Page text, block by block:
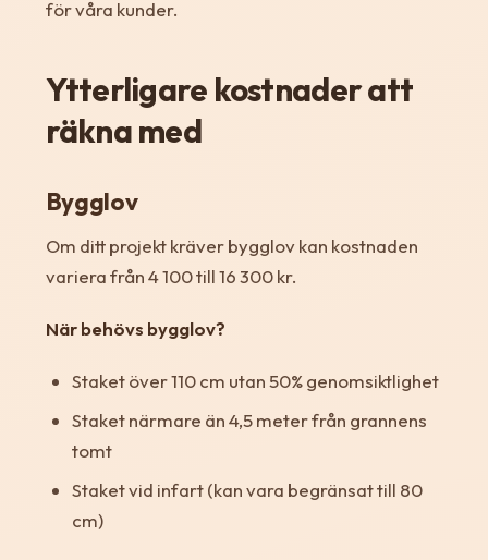
för våra kunder.
Ytterligare kostnader att
räkna med
Bygglov
Om ditt projekt kräver bygglov kan kostnaden
variera från 4 100 till 16 300 kr.
När behövs bygglov?
Staket över 110 cm utan 50% genomsiktlighet
Staket närmare än 4,5 meter från grannens
tomt
Staket vid infart (kan vara begränsat till 80
cm)